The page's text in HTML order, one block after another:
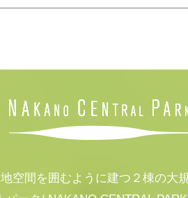
空間を囲むように建つ２棟の大